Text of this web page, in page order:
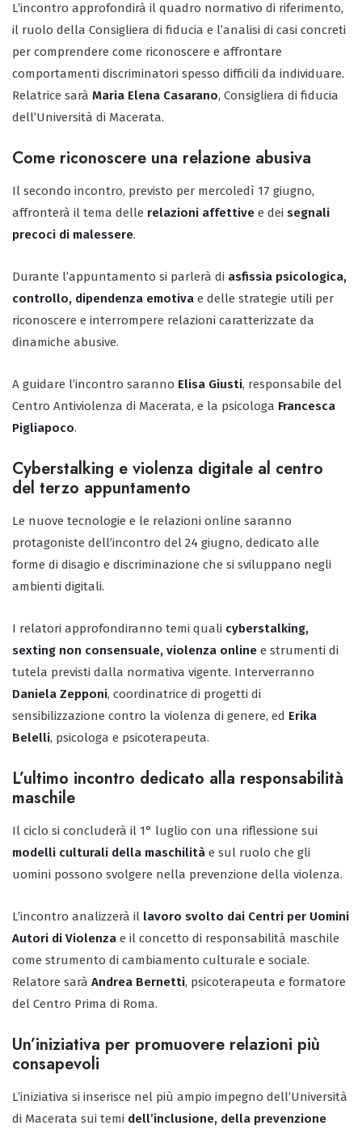
L’incontro approfondirà il quadro normativo di riferimento,
il ruolo della Consigliera di fiducia e l’analisi di casi concreti
per comprendere come riconoscere e affrontare
comportamenti discriminatori spesso difficili da individuare.
Relatrice sarà Maria Elena Casarano, Consigliera di fiducia
dell’Università di Macerata.
Come riconoscere una relazione abusiva
Il secondo incontro, previsto per mercoledì 17 giugno,
affronterà il tema delle relazioni affettive e dei segnali
precoci di malessere.
Durante l’appuntamento si parlerà di asfissia psicologica,
controllo, dipendenza emotiva e delle strategie utili per
riconoscere e interrompere relazioni caratterizzate da
dinamiche abusive.
A guidare l’incontro saranno Elisa Giusti, responsabile del
Centro Antiviolenza di Macerata, e la psicologa Francesca
Pigliapoco.
Cyberstalking e violenza digitale al centro
del terzo appuntamento
Le nuove tecnologie e le relazioni online saranno
protagoniste dell’incontro del 24 giugno, dedicato alle
forme di disagio e discriminazione che si sviluppano negli
ambienti digitali.
I relatori approfondiranno temi quali cyberstalking,
sexting non consensuale, violenza online e strumenti di
tutela previsti dalla normativa vigente. Interverranno
Daniela Zepponi, coordinatrice di progetti di
sensibilizzazione contro la violenza di genere, ed Erika
Belelli, psicologa e psicoterapeuta.
L’ultimo incontro dedicato alla responsabilità
maschile
Il ciclo si concluderà il 1° luglio con una riflessione sui
modelli culturali della maschilità e sul ruolo che gli
uomini possono svolgere nella prevenzione della violenza.
L’incontro analizzerà il lavoro svolto dai Centri per Uomini
Autori di Violenza e il concetto di responsabilità maschile
come strumento di cambiamento culturale e sociale.
Relatore sarà Andrea Bernetti, psicoterapeuta e formatore
del Centro Prima di Roma.
Un’iniziativa per promuovere relazioni più
consapevoli
L’iniziativa si inserisce nel più ampio impegno dell’Università
di Macerata sui temi dell’inclusione, della prevenzione